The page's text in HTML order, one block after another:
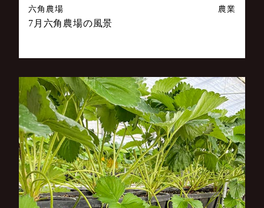
六角農場 農業
7月六角農場の風景